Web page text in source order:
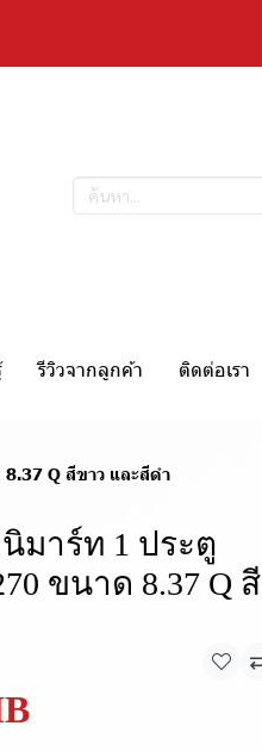
รีวิวจากลูกค้า ติดต่อเรา
Q สีขาว และสีดำ
มาร์ท 1 ประตู
ขนาด 8.37 Q สี